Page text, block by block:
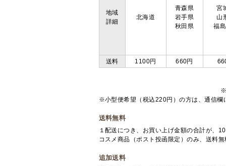
地域
詳細
北海道
青森県
岩手県
秋田県
宮
山
福
送料 1100円 660円
※
※小型便希望（税込220円）の方は、通信欄
送料無料
１配送につき、お買い上げ金額の合計が、
コスメ商品（ポスト投函限定）のみ、送料
追加送料